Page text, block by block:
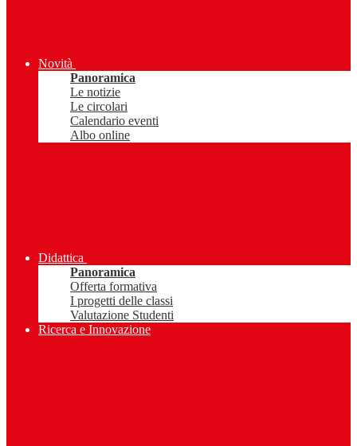
Novità
Panoramica
Le notizie
Le circolari
Calendario eventi
Albo online
Didattica
Panoramica
Offerta formativa
I progetti delle classi
Valutazione Studenti
Ricerca e Innovazione